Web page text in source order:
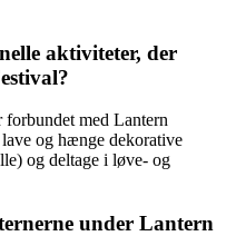
aktiviteter, der
med Lantern
og hænge dekorative
og deltage i løve- og
under Lantern